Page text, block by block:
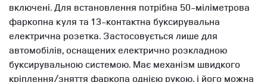
включені. Для встановлення потрібна 50-міліметрова
фаркопна куля та 13-контактна буксирувальна
електрична розетка. Застосовується лише для
автомобілів, оснащених електрично розкладною
буксирувальною системою. Має механізм швидкого
кріплення/зняття фаркопа однією рукою, і його можна